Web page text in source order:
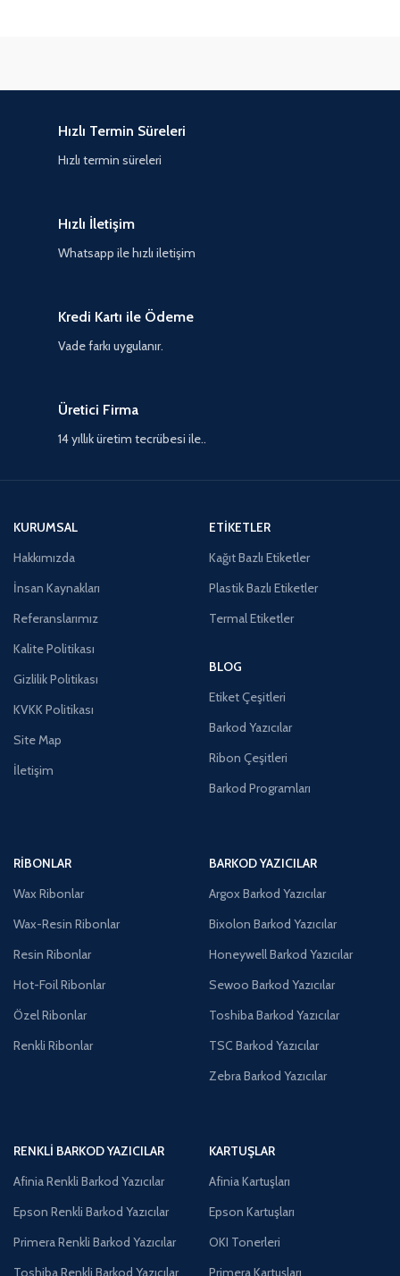
Hızlı Termin Süreleri
Hızlı termin süreleri
Hızlı İletişim
Whatsapp ile hızlı iletişim
Kredi Kartı ile Ödeme
Vade farkı uygulanır.
Üretici Firma
14 yıllık üretim tecrübesi ile..
KURUMSAL
Hakkımızda
İnsan Kaynakları
Referanslarımız
Kalite Politikası
Gizlilik Politikası
KVKK Politikası
Site Map
İletişim
ETIKETLER
Kağıt Bazlı Etiketler
Plastik Bazlı Etiketler
Termal Etiketler
BLOG
Etiket Çeşitleri
Barkod Yazıcılar
Ribon Çeşitleri
Barkod Programları
RIBONLAR
Wax Ribonlar
Wax-Resin Ribonlar
Resin Ribonlar
Hot-Foil Ribonlar
Özel Ribonlar
Renkli Ribonlar
BARKOD YAZICILAR
Argox Barkod Yazıcılar
Bixolon Barkod Yazıcılar
Honeywell Barkod Yazıcılar
Sewoo Barkod Yazıcılar
Toshiba Barkod Yazıcılar
TSC Barkod Yazıcılar
Zebra Barkod Yazıcılar
RENKLI BARKOD YAZICILAR
Afinia Renkli Barkod Yazıcılar
Epson Renkli Barkod Yazıcılar
Primera Renkli Barkod Yazıcılar
Toshiba Renkli Barkod Yazıcılar
KARTUŞLAR
Afinia Kartuşları
Epson Kartuşları
OKI Tonerleri
Primera Kartuşları